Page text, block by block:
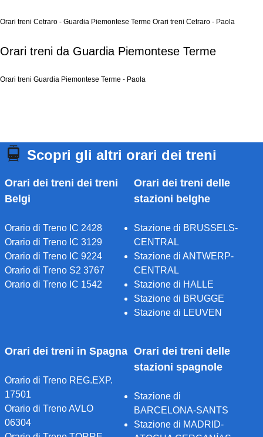
Orari treni Cetraro - Guardia Piemontese Terme Orari treni Cetraro - Paola
Orari treni da Guardia Piemontese Terme
Orari treni Guardia Piemontese Terme - Paola
Scopri gli altri orari dei treni
Orari dei treni dei treni
Belgi
Orario di Treno IC 2428
Orario di Treno IC 3129
Orario di Treno IC 9224
Orario di Treno S2 3767
Orario di Treno IC 1542
Orari dei treni delle
stazioni belghe
Stazione di BRUSSELS-
CENTRAL
Stazione di ANTWERP-
CENTRAL
Stazione di HALLE
Stazione di BRUGGE
Stazione di LEUVEN
Orari dei treni in Spagna
Orario di Treno REG.EXP.
17501
Orario di Treno AVLO
06304
Orari dei treni delle
stazioni spagnole
Stazione di
BARCELONA-SANTS
Stazione di MADRID-